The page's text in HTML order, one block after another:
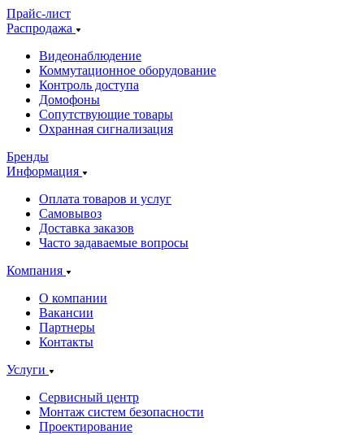
Прайс-лист
Распродажа
Видеонаблюдение
Коммутационное оборудование
Контроль доступа
Домофоны
Сопутствующие товары
Охранная сигнализация
Бренды
Информация
Оплата товаров и услуг
Самовывоз
Доставка заказов
Часто задаваемые вопросы
Компания
О компании
Вакансии
Партнеры
Контакты
Услуги
Сервисный центр
Монтаж систем безопасности
Проектирование